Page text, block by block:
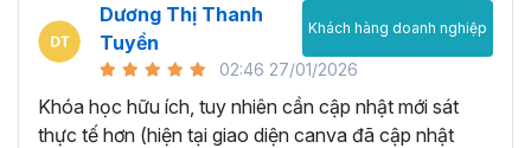
Dương Thị Thanh
Tuyền
Khách hàng doanh nghiệp
02:46 27/01/2026
Khóa học hữu ích, tuy nhiên cần cập nhật mới sát
thực tế hơn (hiện tại giao diện canva đã cập nhật